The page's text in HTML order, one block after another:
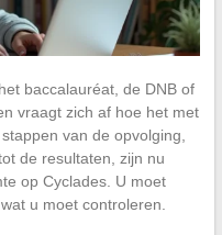
baccalauréat, de DNB of
vraagt zich af hoe het met
van de opvolging,
de resultaten, zijn nu
op Cyclades. U moet
u moet controleren.